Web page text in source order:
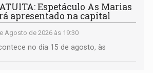
Espetáculo As Marias
apresentado na capital
Agosto de 2026 às 19:30
no dia 15 de agosto, às